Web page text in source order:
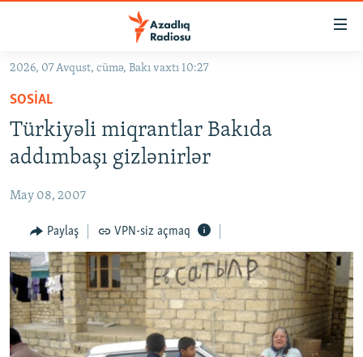
Əsas
qayıt
Əsas
naviqasiyaya
qayıt
GÜNDƏM
#İZAHLA
KORRUPSIOMETR
FƏRQƏ BAX
QANUNI DOĞRU
ARAŞDIRMA
MULTIMEDIA
VIDEO
FOTOQALEREYA
RADIO ARXIV
OXU ZALI
HAQQIMIZDA
2026, 07 Avqust, cümə, Bakı vaxtı 10:27
SOSIAL
Türkiyəli miqrantlar Bakıda
addımbaşı gizlənirlər
May 08, 2007
Paylaş VPN-siz açmaq